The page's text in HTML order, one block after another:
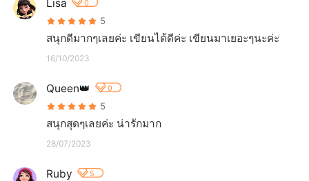
Lisa 0
5
สนุกดีมากๆเลยค่ะ เขียนได้ดีค่ะ เขียนมาเยอะๆนะค่ะ
16/10/2023
Queen👑 0
5
สนุกสุดๆเลยค่ะ น่ารักมาก
28/07/2023
Ruby 5